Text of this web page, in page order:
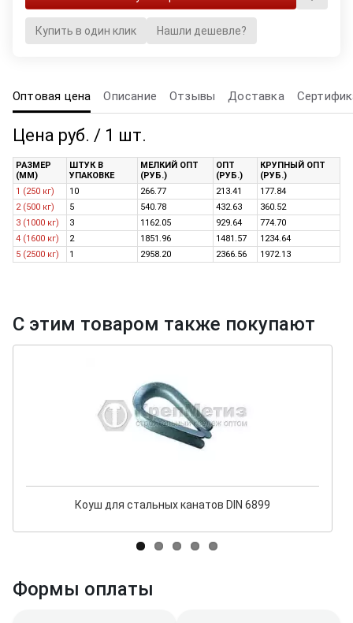
Купить в один клик Нашли дешевле?
Оптовая цена Описание Отзывы Доставка
Цена руб. / 1 шт.
РАЗМЕР
(ММ)
ШТУК В
УПАКОВКЕ
МЕЛКИЙ ОПТ
(РУБ.)
ОПТ
(РУБ.)
КРУПНЫЙ ОПТ
(РУБ.)
1 (250 кг)
10 266.77 213.41
177.84
2 (500 кг)
5 540.78 432.63
360.52
3 (1000 кг)
3 1162.05 929.64
774.70
4 (1600 кг)
2 1851.96 1481.57
1234.64
5 (2500 кг)
1 2958.20 2366.56 1972.13
С этим товаром также покупают
Коуш для стальных канатов DIN 6899
Формы оплаты